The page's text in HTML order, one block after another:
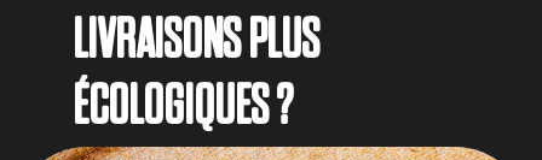
LIVRAISONS PLUS
ÉCOLOGIQUES ?